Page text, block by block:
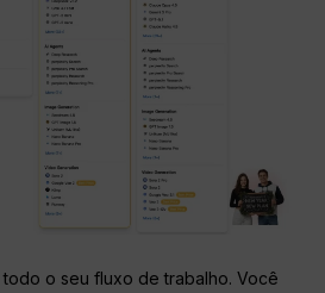
todo o seu fluxo de trabalho. Você